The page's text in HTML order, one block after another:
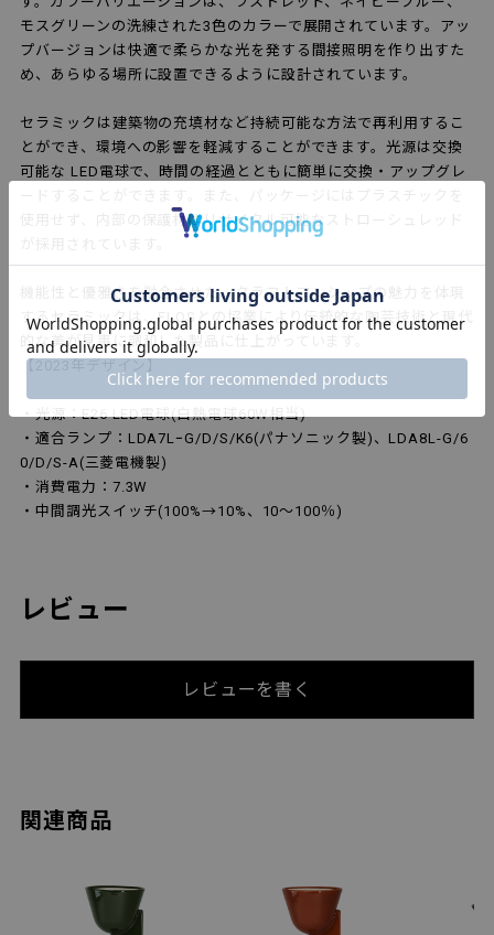
モスグリーンの洗練された3色のカラーで展開されています。アッ
プバージョンは快適で柔らかな光を発する間接照明を作り出すた
め、あらゆる場所に設置できるように設計されています。
セラミックは建築物の充填材など持続可能な方法で再利用するこ
とができ、環境への影響を軽減することができます。光源は交換
可能な LED電球で、時間の経過とともに簡単に交換・アップグレ
使用せず、内部の保護材はリサイクル可能なストローシュレッド
機能性と優雅さを融合させた、クラフトマンシップの魅力を体現
するセラミックは、FLOSとの協業により伝統的な陶芸技術と現代
的な美が見事に調和した製品に仕上がっています。
【2023年デザイン】
・光源：E26 LED電球(白熱電球60W相当)
・適合ランプ：LDA7LｰG/D/S/K6(パナソニック製)、LDA8L-G/6
0/D/S-A(三菱電機製)
・消費電力：7.3W
・中間調光スイッチ(100%→10%、10～100％)
レビュー
レビューを書く
関連商品